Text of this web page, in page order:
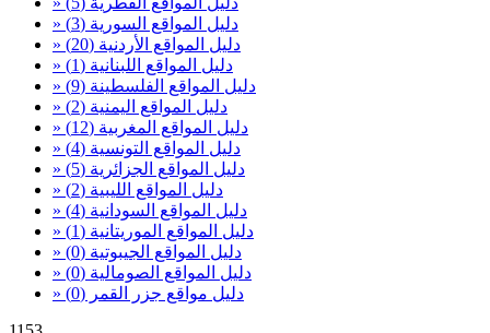
» دليل المواقع السورية (3)
» دليل المواقع الأردنية (20)
» دليل المواقع اللبنانية (1)
» دليل المواقع الفلسطينة (9)
» دليل المواقع اليمنية (2)
» دليل المواقع المغربية (12)
» دليل المواقع التونسية (4)
» دليل المواقع الجزائرية (5)
» دليل المواقع الليبية (2)
» دليل المواقع السودانية (4)
» دليل المواقع الموريتانية (1)
» دليل المواقع الجيبوتية (0)
» دليل المواقع الصومالية (0)
» دليل مواقع جزر القمر (0)